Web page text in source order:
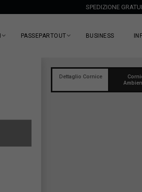
SPEDIZIONE
PASSEPARTOUT BUSINESS
Dettaglio Cornice